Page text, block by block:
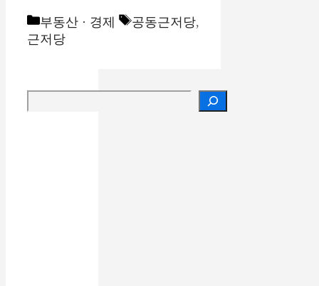
카
테
부동산 · 경제
태
공동근저당,
근저당